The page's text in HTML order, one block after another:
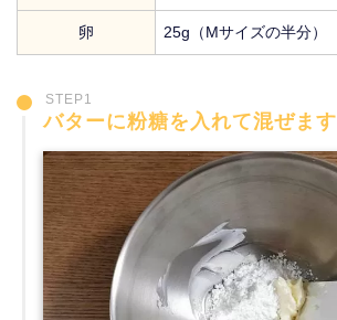
卵 25g（Mサイズの半分）
STEP1
バターに粉糖を入れて混ぜます